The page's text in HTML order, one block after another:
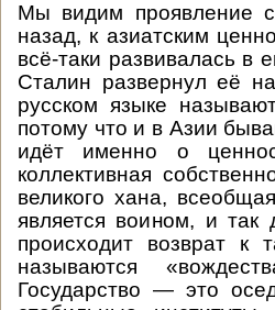
Мы видим проявление
назад, к азиатским
всё-таки развивалась в
Сталин развернул её
русском языке
потому что и в Азии
идёт именно о
коллективная
великого хана,
является воином, и
происходит возврат к
называются
Государство — это